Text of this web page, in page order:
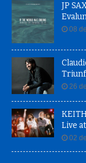
JP
08
26
Live
02